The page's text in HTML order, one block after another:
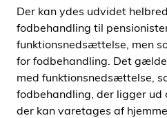
Der kan ydes udvidet
fodbehandling til
funktionsnedsættelse, men
for fodbehandling. Det
med funktionsnedsættelse,
fodbehandling, der ligger ud
der kan varetages af